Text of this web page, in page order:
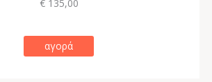
€ 135,00
αγορά